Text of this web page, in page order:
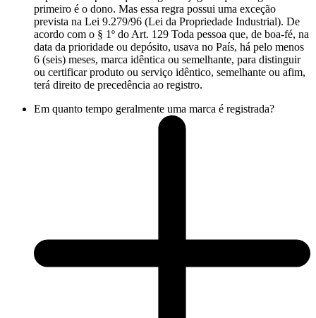
primeiro é o dono. Mas essa regra possui uma exceção
prevista na Lei 9.279/96 (Lei da Propriedade Industrial). De
acordo com o § 1º do Art. 129 Toda pessoa que, de boa-fé, na
data da prioridade ou depósito, usava no País, há pelo menos
6 (seis) meses, marca idêntica ou semelhante, para distinguir
ou certificar produto ou serviço idêntico, semelhante ou afim,
terá direito de precedência ao registro.
Em quanto tempo geralmente uma marca é registrada?